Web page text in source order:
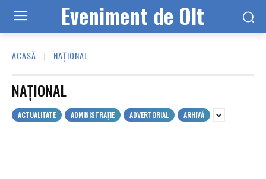
Eveniment de Olt
ACASĂ NAȚIONAL
NAȚIONAL
ACTUALITATE ADMINISTRAȚIE ADVERTORIAL ARHIVĂ